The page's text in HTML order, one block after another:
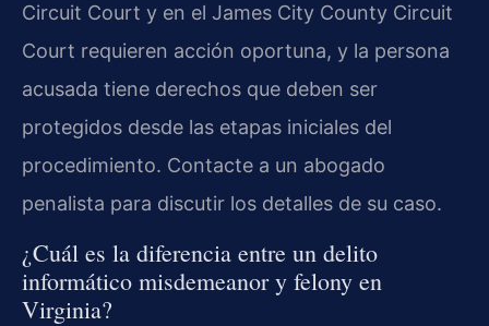
Circuit Court y en el James City County Circuit
Court requieren acción oportuna, y la persona
acusada tiene derechos que deben ser
protegidos desde las etapas iniciales del
procedimiento. Contacte a un abogado
penalista para discutir los detalles de su caso.
¿Cuál es la diferencia entre un delito
informático misdemeanor y felony en
Virginia?